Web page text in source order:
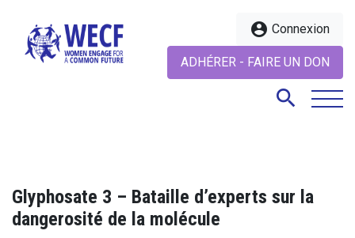
account_circle Connexion
ADHÉRER - FAIRE UN DON
search
search
Glyphosate 3 – Bataille d’experts sur la
dangerosité de la molécule